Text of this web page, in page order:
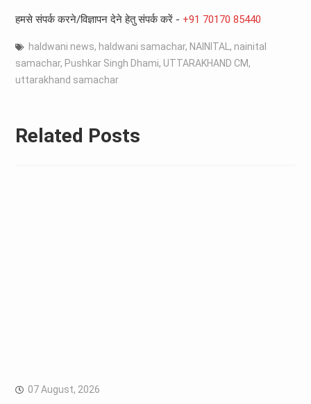
हमसे संपर्क करने/विज्ञापन देने हेतु संपर्क करें - +91 70170 85440
haldwani news, haldwani samachar, NAINITAL, nainital
samachar, Pushkar Singh Dhami, UTTARAKHAND CM,
uttarakhand samachar
Related Posts
07 August, 2026